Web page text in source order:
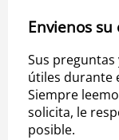
Envienos
Sus
útiles durante
Siempre
solicita, le
posible.